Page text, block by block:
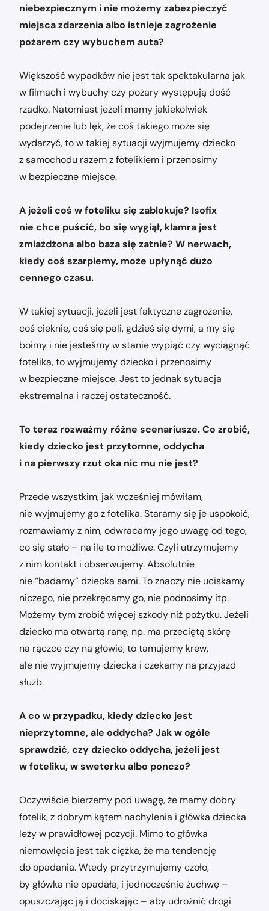
niebezpiecznym i nie możemy zabezpieczyć
miejsca zdarzenia albo istnieje zagrożenie
pożarem czy wybuchem auta?
Większość wypadków nie jest tak spektakularna jak
w filmach i wybuchy czy pożary występują dość
rzadko. Natomiast jeżeli mamy jakiekolwiek
podejrzenie lub lęk, że coś takiego może się
wydarzyć, to w takiej sytuacji wyjmujemy dziecko
z samochodu razem z fotelikiem i przenosimy
w bezpieczne miejsce.
A jeżeli coś w foteliku się zablokuje? Isofix
nie chce puścić, bo się wygiął, klamra jest
zmiażdżona albo baza się zatnie? W nerwach,
kiedy coś szarpiemy, może upłynąć dużo
cennego czasu.
W takiej sytuacji, jeżeli jest faktyczne zagrożenie,
coś cieknie, coś się pali, gdzieś się dymi, a my się
boimy i nie jesteśmy w stanie wypiąć czy wyciągnąć
fotelika, to wyjmujemy dziecko i przenosimy
w bezpieczne miejsce. Jest to jednak sytuacja
ekstremalna i raczej ostateczność.
To teraz rozważmy różne scenariusze. Co zrobić,
kiedy dziecko jest przytomne, oddycha
i na pierwszy rzut oka nic mu nie jest?
Przede wszystkim, jak wcześniej mówiłam,
nie wyjmujemy go z fotelika. Staramy się je uspokoić,
rozmawiamy z nim, odwracamy jego uwagę od tego,
co się stało – na ile to możliwe. Czyli utrzymujemy
z nim kontakt i obserwujemy. Absolutnie
nie “badamy” dziecka sami. To znaczy nie uciskamy
niczego, nie przekręcamy go, nie podnosimy itp.
Możemy tym zrobić więcej szkody niż pożytku. Jeżeli
dziecko ma otwartą ranę, np. ma przeciętą skórę
na rączce czy na głowie, to tamujemy krew,
ale nie wyjmujemy dziecka i czekamy na przyjazd
służb.
A co w przypadku, kiedy dziecko jest
nieprzytomne, ale oddycha? Jak w ogóle
sprawdzić, czy dziecko oddycha, jeżeli jest
w foteliku, w sweterku albo ponczo?
Oczywiście bierzemy pod uwagę, że mamy dobry
fotelik, z dobrym kątem nachylenia i główka dziecka
leży w prawidłowej pozycji. Mimo to główka
niemowlęcia jest tak ciężka, że ma tendencję
do opadania. Wtedy przytrzymujemy czoło,
by główka nie opadała, i jednocześnie żuchwę –
opuszczając ją i dociskając – aby udrożnić drogi